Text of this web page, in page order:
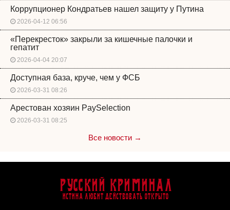
Коррупционер Кондратьев нашел защиту у Путина
2026-04-12 06:56
«Перекресток» закрыли за кишечные палочки и
гепатит
2026-04-04 20:07
Доступная база, круче, чем у ФСБ
2026-03-31 08:26
Арестован хозяин PaySelection
2026-03-31 08:25
Все новости →
Русский Криминал
Истина любит действовать открыто